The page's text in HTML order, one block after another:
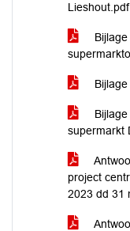
Lieshout.pdf
supermarkt
project
2023 dd 31